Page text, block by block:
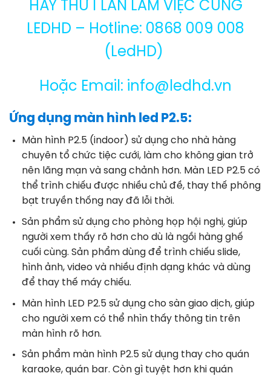
HÃY THỬ 1 LẦN LÀM VIỆC CÙNG
LEDHD – Hotline: 0868 009 008
(LedHD)
Hoặc Email: info@ledhd.vn
Ứng dụng màn hình led P2.5:
Màn hình P2.5 (indoor) sử dụng cho nhà hàng
chuyên tổ chức tiệc cưới, làm cho không gian trở
nên lãng mạn và sang chảnh hơn. Màn LED P2.5 có
thể trình chiếu được nhiều chủ đề, thay thế phông
bạt truyền thống nay đã lỗi thời.
Sản phẩm sử dụng cho phòng họp hội nghị, giúp
người xem thấy rõ hơn cho dù là ngồi hàng ghế
cuối cùng. Sản phẩm dùng để trình chiếu slide,
hình ảnh, video và nhiều định dạng khác và dùng
để thay thế máy chiếu.
Màn hình LED P2.5 sử dụng cho sàn giao dịch, giúp
cho người xem có thể nhìn thấy thông tin trên
màn hình rõ hơn.
Sản phẩm màn hình P2.5 sử dụng thay cho quán
karaoke, quán bar. Còn gì tuyệt hơn khi quán